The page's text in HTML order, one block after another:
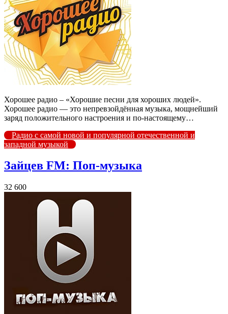
Хорошее радио – «Хорошие песни для хороших людей».
Хорошее радио — это непревзойдённая музыка, мощнейший
заряд положительного настроения и по-настоящему…
Радио с самой новой и популярной отечественной и
западной музыкой
Зайцев FM: Поп-музыка
32 600